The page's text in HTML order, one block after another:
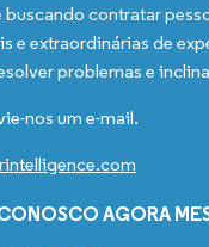
buscando contratar
e extraordinárias de
problemas e
nos um e-mail.
AGORA